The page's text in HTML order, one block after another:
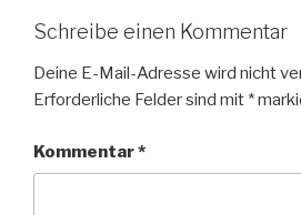
Schreibe einen Kommentar
Deine E-Mail-Adresse wird nicht
Erforderliche Felder sind mit *
Kommentar*